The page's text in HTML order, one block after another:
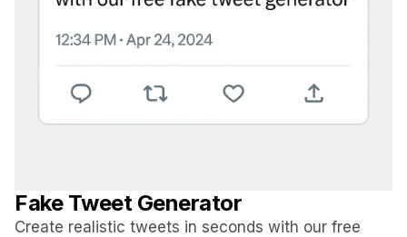
Fake Tweet Generator
Create realistic tweets in seconds with our free